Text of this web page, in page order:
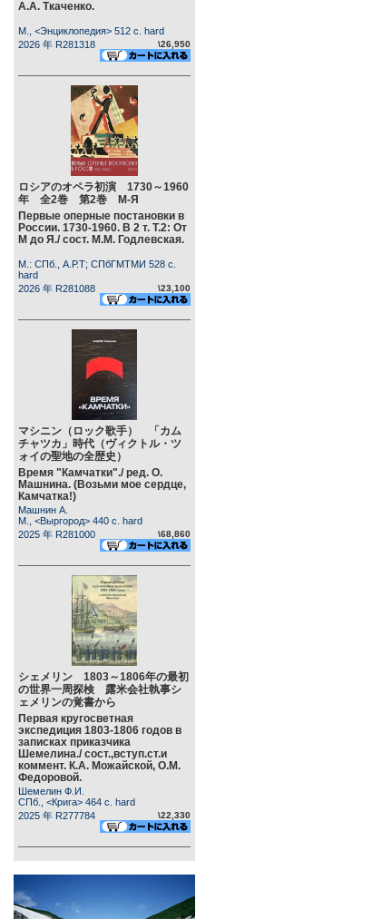
А.А. Ткаченко.
М., <Энциклопедия> 512 c. hard
2026 年 R281318
\26,950
ロシアのオペラ初演 1730～1960
年 全2巻 第2巻 М-Я
Первые оперные постановки в
России. 1730-1960. В 2 т. Т.2: От
М до Я./ сост. М.М. Годлевская.
М.: СПб., А.Р.Т; СПбГМТМИ 528 c.
hard
2026 年 R281088
\23,100
マシニン（ロック歌手） 「カム
チャツカ」時代（ヴィクトル・ツ
ォイの聖地の全歴史）
Время "Камчатки"./ ред. О.
Машнина. (Возьми мое сердце,
Камчатка!)
Машнин А.
М., <Выргород> 440 c. hard
2025 年 R281000
\68,860
シェメリン 1803～1806年の最初
の世界一周探検 露米会社執事シ
ェメリンの覚書から
Первая кругосветная
экспедиция 1803-1806 годов в
записках приказчика
Шемелина./ сост.,вступ.ст.и
коммент. К.А. Можайской, О.М.
Федоровой.
Шемелин Ф.И.
СПб., <Крига> 464 c. hard
2025 年 R277784
\22,330